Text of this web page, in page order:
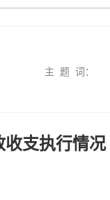
主 题 词：
收支执行情况